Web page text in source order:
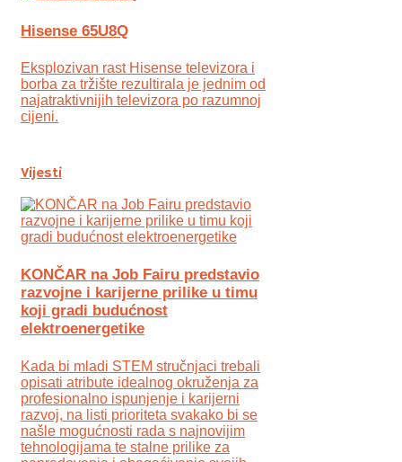
Hisense 65U8Q
Eksplozivan rast Hisense televizora i
borba za tržište rezultirala je jednim od
najatraktivnijih televizora po razumnoj
cijeni.
Vijesti
KONČAR na Job Fairu predstavio
razvojne i karijerne prilike u timu
koji gradi budućnost
elektroenergetike
Kada bi mladi STEM stručnjaci trebali
opisati atribute idealnog okruženja za
profesionalno ispunjenje i karijerni
razvoj, na listi prioriteta svakako bi se
našle mogućnosti rada s najnovijim
tehnologijama te stalne prilike za